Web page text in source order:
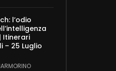
l’odio
Itinerari
– 25 Luglio